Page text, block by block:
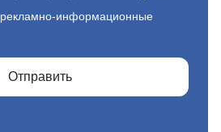
рекламно-информационные
Отправить